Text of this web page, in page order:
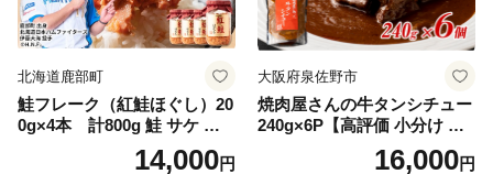
北海道鹿部町
鮭フレーク（紅鮭ほぐし）20
0g×4本 計800g 鮭 サケ 鮭
ほぐし サケフレーク シャケ
フレーク 鮭フレーク14,000円
大阪府泉佐野市
焼肉屋さんの牛タンシチュー
240g×6P【高評価 小分け 惣
菜 牛たん 一人暮らし 冷凍】
16,000円